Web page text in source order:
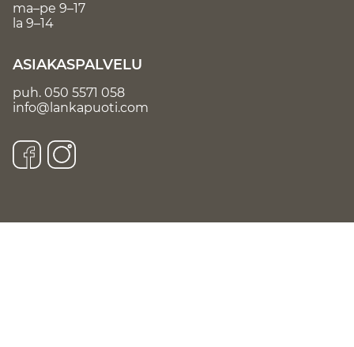
ma–pe 9–17
la 9–14
ASIAKASPALVELU
puh. 050 5571 058
info@lankapuoti.com